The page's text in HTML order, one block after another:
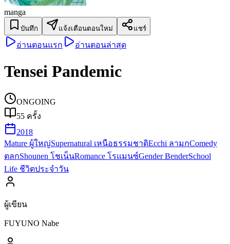
manga
บันทึก แจ้งเตือนตอนใหม่ แชร์
อ่านตอนแรก อ่านตอนล่าสุด
Tensei Pandemic
ONGOING
55 ครั้ง
2018
Mature ผู้ใหญ่Supernatural เหนือธรรมชาติEcchi ลามกComedy
ตลกShounen โชเน็นRomance โรแมนซ์Gender BenderSchool
Life ชีวิตประจำวัน
ผู้เขียน
FUYUNO Nabe